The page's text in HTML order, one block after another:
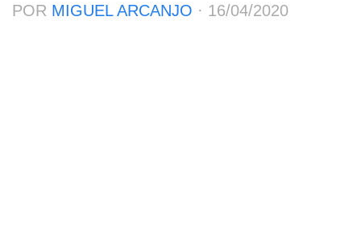
POR MIGUEL ARCANJO · 16/04/2020